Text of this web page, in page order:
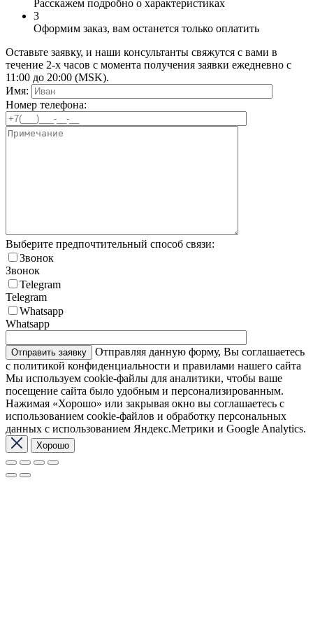
Расскажем подробно о характеристиках
3
Оформим заказ, вам останется только оплатить
Оставьте заявку, и наши консультанты свяжутся с вами в
течение 2-х часов с момента получения заявки ежедневно с
11:00 до 20:00 (MSK).
Имя:
Номер телефона:
Выберите предпочтительный способ связи:
Звонок
Звонок
Telegram
Telegram
Whatsapp
Whatsapp
Отправляя данную форму, Вы соглашаетесь
с политикой конфиденциальности и правилами нашего сайта
Мы используем cookie-файлы для аналитики, чтобы ваше
посещение сайта было удобным и персонализированным.
Нажимая «Хорошо» или закрывая окно вы соглашаетесь с
использованием cookie-файлов и обработку персональных
данных с использованием Яндекс.Метрики и Google Analytics.
Хорошо